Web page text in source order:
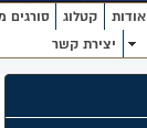
אודות קטלוג סורגים
יצירת קשר